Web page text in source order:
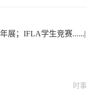
展；IFLA学生竞赛......|
时事